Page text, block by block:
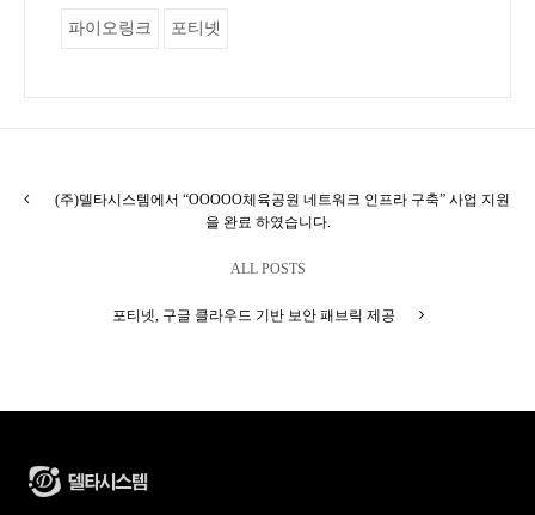
파이오링크 포티넷
(주)델타시스템에서 “OOOOO체육공원 네트워크 인프라 구축” 사업 지원
을 완료 하였습니다.
ALL POSTS
포티넷, 구글 클라우드 기반 보안 패브릭 제공